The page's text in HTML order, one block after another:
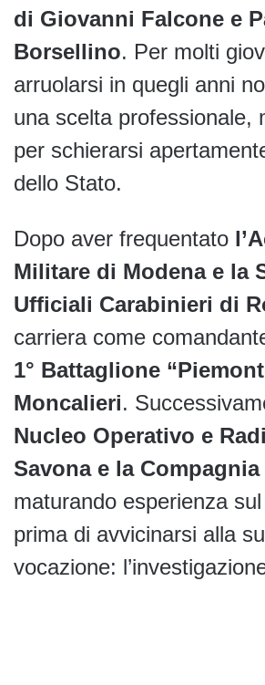
di Giovanni Falcone e
Borsellino. Per molti
arruolarsi in quegli anni
una scelta professionale,
per schierarsi
dello Stato.
Dopo aver frequentato
Militare di Modena e la
Ufficiali Carabinieri di
carriera come
1° Battaglione
Moncalieri.
Nucleo Operativo e
Savona e la
maturando esperienza
prima di avvicinarsi alla
vocazione: